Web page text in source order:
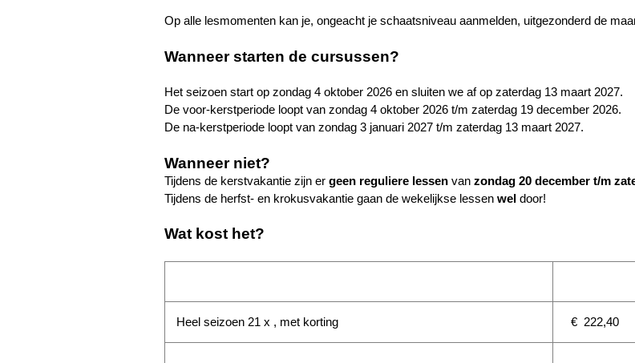
Op alle lesmomenten kan je, ongeacht je schaatsniveau aanmelden, uitgezonderd de
Wanneer starten de cursussen?
Het seizoen start op zondag 4 oktober 2026 en sluiten we af op zaterdag 13 maart 2027.
De voor-kerstperiode loopt van zondag 4 oktober 2026 t/m zaterdag 19 december 2026.
De na-kerstperiode loopt van zondag 3 januari 2027 t/m zaterdag 13 maart 2027.
Wanneer niet?
Tijdens de kerstvakantie zijn er geen reguliere lessen van zondag 20 december t/m
Tijdens de herfst- en krokusvakantie gaan de wekelijkse lessen wel door!
Wat kost het?
Heel seizoen 21 x , met korting € 222,40